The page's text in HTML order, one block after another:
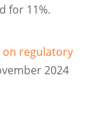
for 11%.
on regulatory
2024